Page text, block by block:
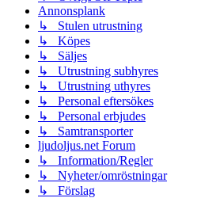
Annonsplank
↳ Stulen utrustning
↳ Köpes
↳ Säljes
↳ Utrustning subhyres
↳ Utrustning uthyres
↳ Personal eftersökes
↳ Personal erbjudes
↳ Samtransporter
ljudoljus.net Forum
↳ Information/Regler
↳ Nyheter/omröstningar
↳ Förslag